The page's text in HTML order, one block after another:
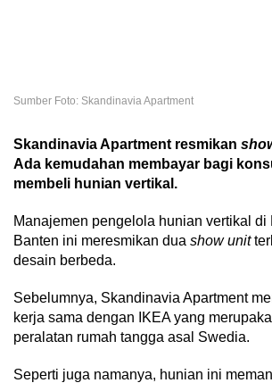
Sumber Foto: Skandinavia Apartment
Skandinavia Apartment resmikan
Ada kemudahan membayar bagi
membeli hunian vertikal.
Manajemen pengelola hunian vertikal di
Banten ini meresmikan dua show unit
desain berbeda.
Sebelumnya, Skandinavia Apartment
kerja sama dengan IKEA yang
peralatan rumah tangga asal Swedia.
Seperti juga namanya, hunian ini